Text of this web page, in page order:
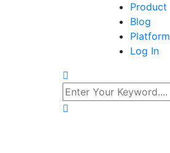
Product
Blog
Platform
Log In